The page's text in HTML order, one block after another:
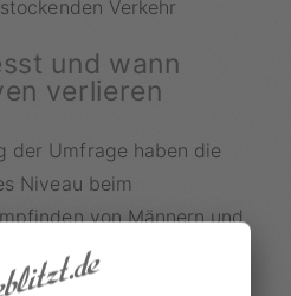
Verkehr
und wann
verlieren
der Umfrage haben die
Niveau beim
von Männern und
empfinden 89
beim